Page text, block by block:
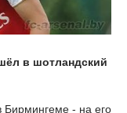
в шотландский
Бирмингеме - на его